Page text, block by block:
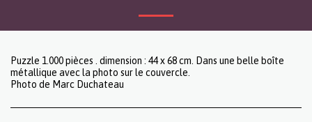
Puzzle 1.000 pièces . dimension : 44 x 68 cm. Dans une belle boîte
métallique avec la photo sur le couvercle.
Photo de Marc Duchateau